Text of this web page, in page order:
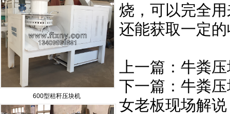
烧，可以完全
还能获取一定
上一篇： 牛粪
下一篇： 牛粪
女老板现场解说
600型秸秆压块机